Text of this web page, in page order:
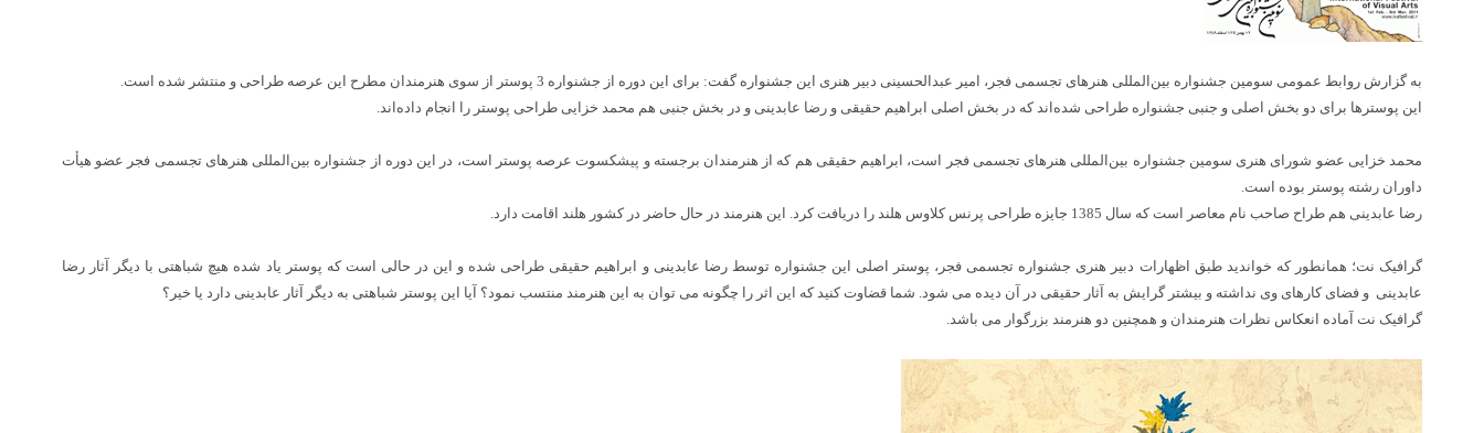
به گزارش روابط عمومی سومین جشنواره بین‌المللی هنرهای تجسمی فجر، امیر عبدالحسینی دبیر هنری این جشنواره گفت: برای این دوره از جشنواره 3 پوستر از سوی هنرمندان مطرح این عرصه طراحی و منتشر شده ‌است.
این پوسترها برای دو بخش اصلی و جنبی جشنواره طراحی شده‌اند که در بخش اصلی ابراهیم حقیقی و رضا عابدینی و در بخش جنبی هم محمد خزایی طراحی پوستر را انجام داده‌اند.
محمد خزایی عضو شورای هنری سومین جشنواره بین‌المللی هنرهای تجسمی فجر است، ابراهیم حقیقی هم که از هنرمندان برجسته و پیشکسوت عرصه پوستر است، در این دوره از جشنواره بین‌المللی هنرهای تجسمی فجر عضو هیأت
داوران رشته پوستر بوده است.
رضا عابدینی هم طراح صاحب نام معاصر است که سال 1385 جایزه طراحی پرنس کلاوس هلند را دریافت کرد. این هنرمند در حال حاضر در کشور هلند اقامت دارد.
گرافیک نت؛ همانطور که خواندید طبق اظهارات دبیر هنری جشنواره تجسمی فجر، پوستر اصلی این جشنواره توسط رضا عابدینی و ابراهیم حقیقی طراحی شده و این در حالی است که پوستر یاد شده هیچ شباهتی با دیگر آثار رضا
عابدینی و فضای کارهای وی نداشته و بیشتر گرایش به آثار حقیقی در آن دیده می شود. شما قضاوت کنید که این اثر را چگونه می توان به این هنرمند منتسب نمود؟ آیا این پوستر شباهتی به دیگر آثار عابدینی دارد یا خیر؟
گرافیک نت آماده انعکاس نظرات هنرمندان و همچنین دو هنرمند بزرگوار می باشد.